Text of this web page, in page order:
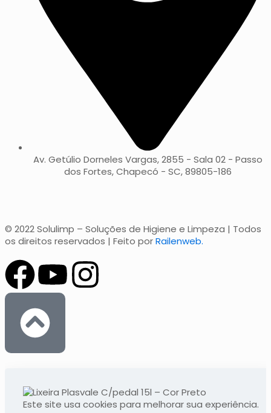
Av. Getúlio Dorneles Vargas, 2855 - Sala 02 - Passo
dos Fortes, Chapecó - SC, 89805-186
© 2022 Solulimp – Soluções de Higiene e Limpeza | Todos
os direitos reservados | Feito porRailenweb.
Este site usa cookies para melhorar sua experiência.